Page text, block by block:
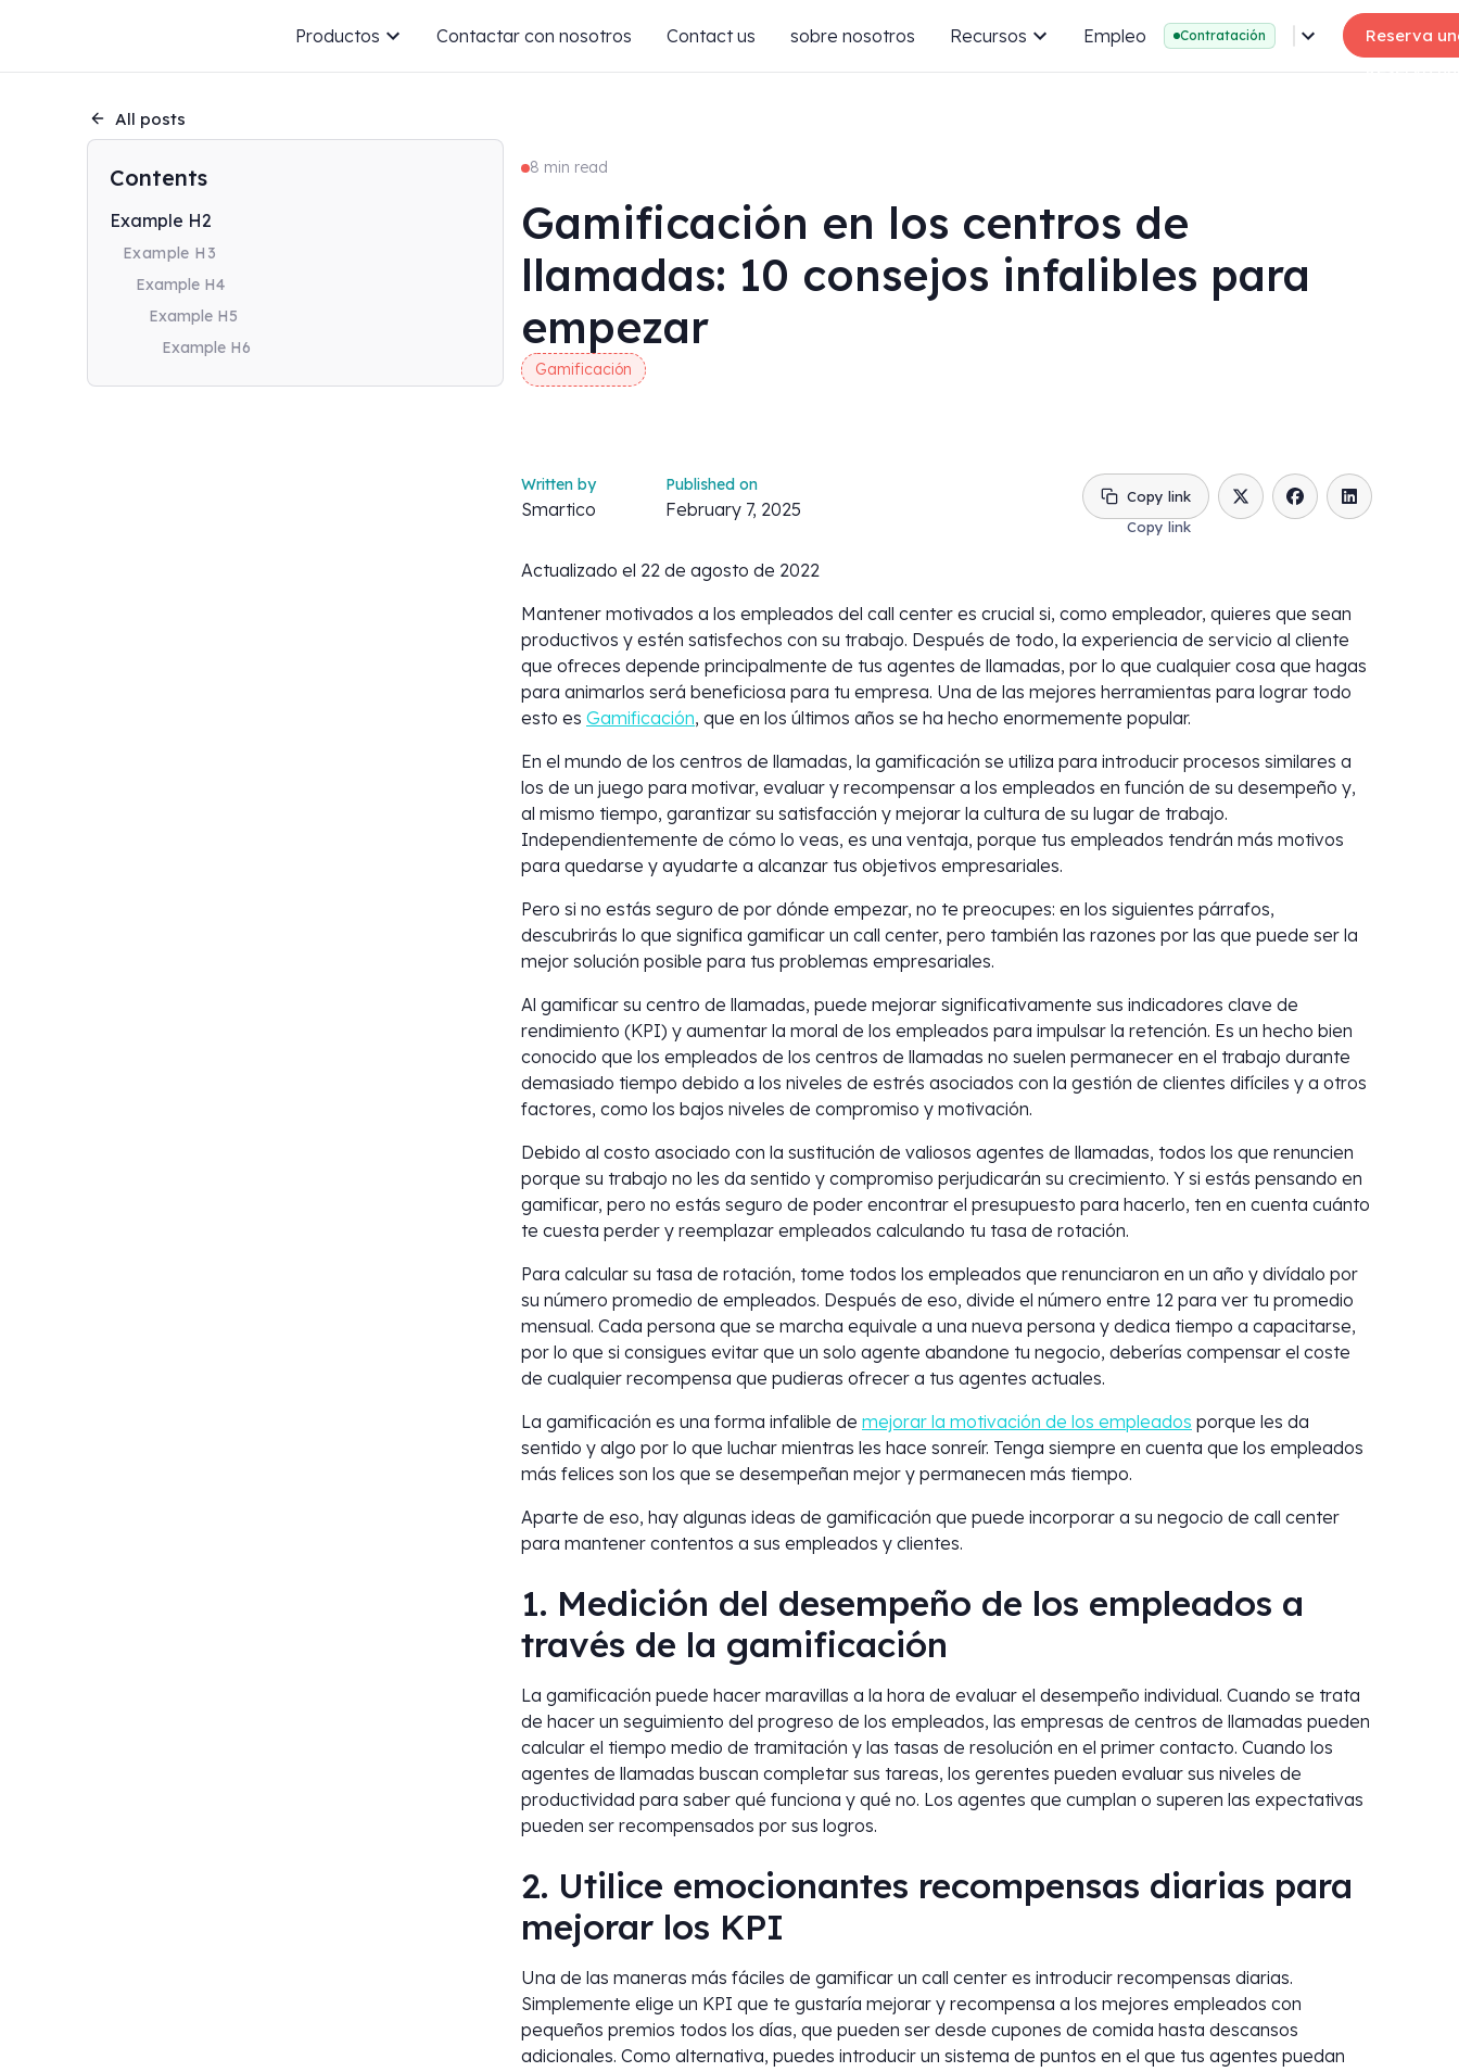
Productos Contactar con nosotros Contact us sobre nosotros Recursos Empleo Contratación Reserva
All posts
Contents
Example H2
Example H3
Example H4
Example H5
Example H6
8 min read
Gamificación en los centros de
llamadas: 10 consejos infalibles para
empezar
Gamificación
Written by
Smartico
Published on
February 7, 2025
Copy link
Actualizado el 22 de agosto de 2022
Mantener motivados a los empleados del call center es crucial si, como empleador, quieres que sean
productivos y estén satisfechos con su trabajo. Después de todo, la experiencia de servicio al cliente
que ofreces depende principalmente de tus agentes de llamadas, por lo que cualquier cosa que hagas
para animarlos será beneficiosa para tu empresa. Una de las mejores herramientas para lograr todo
esto es Gamificación, que en los últimos años se ha hecho enormemente popular.
En el mundo de los centros de llamadas, la gamificación se utiliza para introducir procesos similares a
los de un juego para motivar, evaluar y recompensar a los empleados en función de su desempeño y,
al mismo tiempo, garantizar su satisfacción y mejorar la cultura de su lugar de trabajo.
Independientemente de cómo lo veas, es una ventaja, porque tus empleados tendrán más motivos
para quedarse y ayudarte a alcanzar tus objetivos empresariales.
Pero si no estás seguro de por dónde empezar, no te preocupes: en los siguientes párrafos,
descubrirás lo que significa gamificar un call center, pero también las razones por las que puede ser la
mejor solución posible para tus problemas empresariales.
Al gamificar su centro de llamadas, puede mejorar significativamente sus indicadores clave de
rendimiento (KPI) y aumentar la moral de los empleados para impulsar la retención. Es un hecho bien
conocido que los empleados de los centros de llamadas no suelen permanecer en el trabajo durante
demasiado tiempo debido a los niveles de estrés asociados con la gestión de clientes difíciles y a otros
factores, como los bajos niveles de compromiso y motivación.
Debido al costo asociado con la sustitución de valiosos agentes de llamadas, todos los que renuncien
porque su trabajo no les da sentido y compromiso perjudicarán su crecimiento. Y si estás pensando en
gamificar, pero no estás seguro de poder encontrar el presupuesto para hacerlo, ten en cuenta cuánto
te cuesta perder y reemplazar empleados calculando tu tasa de rotación.
Para calcular su tasa de rotación, tome todos los empleados que renunciaron en un año y divídalo por
su número promedio de empleados. Después de eso, divide el número entre 12 para ver tu promedio
mensual. Cada persona que se marcha equivale a una nueva persona y dedica tiempo a capacitarse,
por lo que si consigues evitar que un solo agente abandone tu negocio, deberías compensar el coste
de cualquier recompensa que pudieras ofrecer a tus agentes actuales.
La gamificación es una forma infalible de mejorar la motivación de los empleados porque les da
sentido y algo por lo que luchar mientras les hace sonreír. Tenga siempre en cuenta que los empleados
más felices son los que se desempeñan mejor y permanecen más tiempo.
Aparte de eso, hay algunas ideas de gamificación que puede incorporar a su negocio de call center
para mantener contentos a sus empleados y clientes.
1. Medición del desempeño de los empleados a
través de la gamificación
La gamificación puede hacer maravillas a la hora de evaluar el desempeño individual. Cuando se trata
de hacer un seguimiento del progreso de los empleados, las empresas de centros de llamadas pueden
calcular el tiempo medio de tramitación y las tasas de resolución en el primer contacto. Cuando los
agentes de llamadas buscan completar sus tareas, los gerentes pueden evaluar sus niveles de
productividad para saber qué funciona y qué no. Los agentes que cumplan o superen las expectativas
pueden ser recompensados por sus logros.
2. Utilice emocionantes recompensas diarias para
mejorar los KPI
Una de las maneras más fáciles de gamificar un call center es introducir recompensas diarias.
Simplemente elige un KPI que te gustaría mejorar y recompensa a los mejores empleados con
pequeños premios todos los días, que pueden ser desde cupones de comida hasta descansos
adicionales. Como alternativa, puedes introducir un sistema de puntos en el que tus agentes puedan